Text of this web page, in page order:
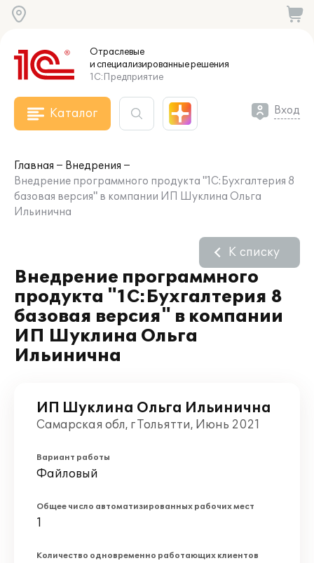
Отраслевые
и специализированныерешения
1С:Предприятие
Каталог Вход
Главная
Внедрения
Внедрение программного продукта "1С:Бухгалтерия 8
базовая версия" в компании ИП Шуклина Ольга
Ильинична
Внедрение программного
продукта "1С:Бухгалтерия 8
базовая версия" в компании
ИП Шуклина Ольга
Ильинична
К списку
ИП Шуклина Ольга Ильинична
Самарская обл, г Тольятти, Июнь 2021
Вариант работы
Файловый
Общее число автоматизированных рабочих мест
1
Количество одновременно работающих клиентов